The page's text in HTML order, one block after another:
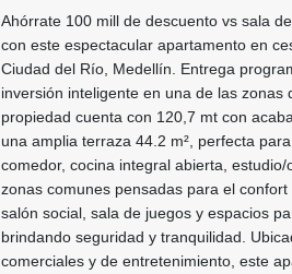
Ahórrate 100 mill de descuento vs sala
con este espectacular apartamento en
Ciudad del Río, Medellín. Entrega
inversión inteligente en una de las
propiedad cuenta con 120,7 mt con
una amplia terraza 44.2 m², perfecta
comedor, cocina integral abierta,
zonas comunes pensadas para el
salón social, sala de juegos y espacios
brindando seguridad y tranquilidad.
comerciales y de entretenimiento, este